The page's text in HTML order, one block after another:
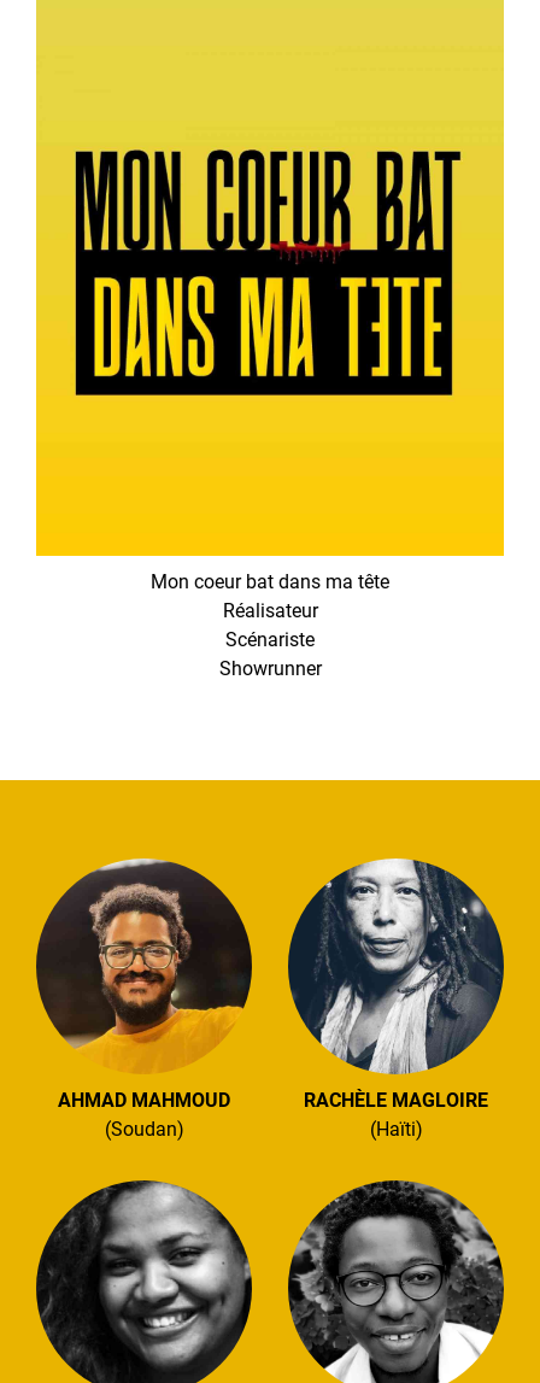
Mon coeur bat dans ma tête
Réalisateur
Scénariste
Showrunner
AHMAD MAHMOUD
(Soudan)
RACHÈLE MAGLOIRE
(Haïti)